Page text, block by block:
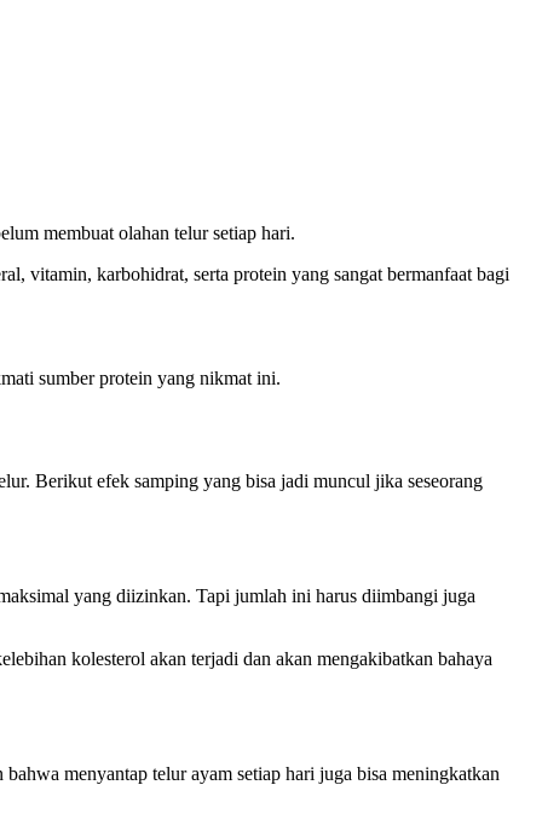
membuat olahan telur setiap hari.
vitamin, karbohidrat, serta protein yang sangat bermanfaat bagi
sumber protein yang nikmat ini.
Berikut efek samping yang bisa jadi muncul jika seseorang
yang diizinkan. Tapi jumlah ini harus diimbangi juga
kolesterol akan terjadi dan akan mengakibatkan bahaya
menyantap telur ayam setiap hari juga bisa meningkatkan